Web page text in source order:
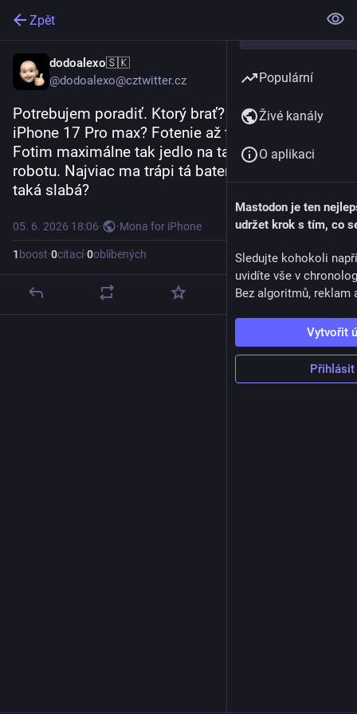
Zpět
dodoalexo🇸🇰
@dodoalexo@cztwitter.cz
Potrebujem poradiť. Ktorý brať? iPhone Air alebo
iPhone 17 Pro max? Fotenie až tak neriešim.
Fotim maximálne tak jedlo na tanieri a svoju
robotu. Najviac ma trápi tá baterka na Air. Je fakt
taká slabá?
05. 6. 2026 18:06· ·Mona for iPhone
1 boost·0citací·0oblíbených
Populární
Živé kanály
O aplikaci
Mastodon je ten
udržet krok s tím, co
Sledujte kohokoli
uvidíte vše v
Bez algoritmů, reklam
Vytvořit
Přihlásit